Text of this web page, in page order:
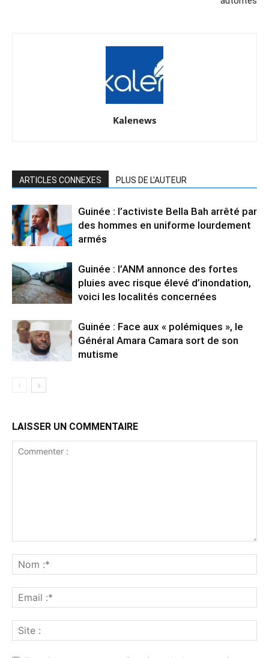
Kalenews
ARTICLES CONNEXES PLUS DE L'AUTEUR
Guinée : l’activiste Bella Bah arrêté par
des hommes en uniforme lourdement
armés
Guinée : l’ANM annonce des fortes
pluies avec risque élevé d’inondation,
voici les localités concernées
Guinée : Face aux « polémiques », le
Général Amara Camara sort de son
mutisme
LAISSER UN COMMENTAIRE